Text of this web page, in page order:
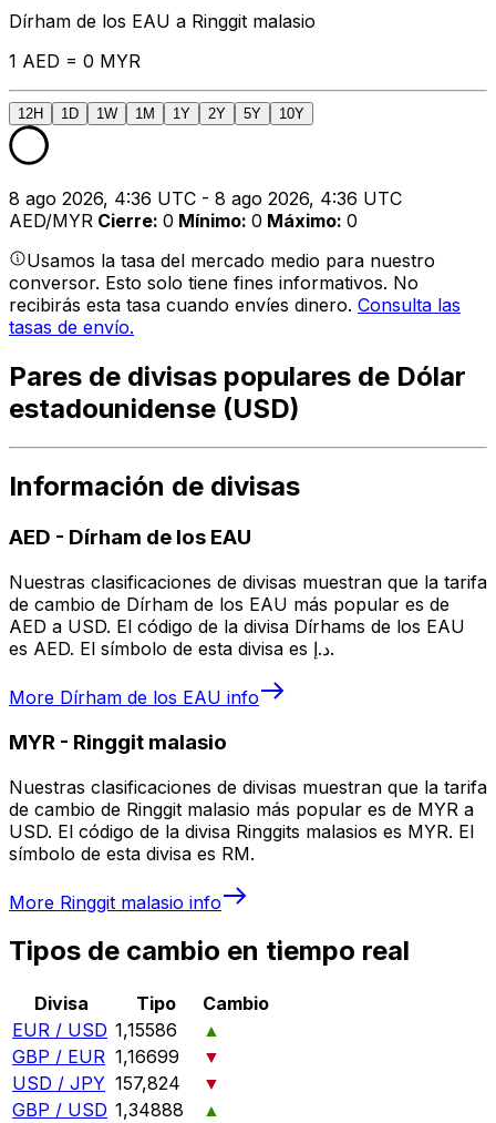
Dírham de los EAU a Ringgit malasio
1 AED = 0 MYR
12H 1D 1W 1M 1Y 2Y 5Y 10Y
8 ago 2026, 4:36 UTC - 8 ago 2026, 4:36 UTC
AED/MYR Cierre: 0 Mínimo: 0 Máximo: 0
Usamos la tasa del mercado medio para nuestro
conversor. Esto solo tiene fines informativos. No
recibirás esta tasa cuando envíes dinero. Consulta las
tasas de envío.
Pares de divisas populares de Dólar
estadounidense (USD)
Información de divisas
AED - Dírham de los EAU
Nuestras clasificaciones de divisas muestran que la tarifa
de cambio de Dírham de los EAU más popular es de
AED a USD. El código de la divisa Dírhams de los EAU
es AED. El símbolo de esta divisa es د.إ.
More Dírham de los EAU info
MYR - Ringgit malasio
Nuestras clasificaciones de divisas muestran que la tarifa
de cambio de Ringgit malasio más popular es de MYR a
USD. El código de la divisa Ringgits malasios es MYR. El
símbolo de esta divisa es RM.
More Ringgit malasio info
Tipos de cambio en tiempo real
Divisa Tipo
Cambio
EUR / USD 1,15586
▲
GBP / EUR 1,16699
▼
USD / JPY 157,824
▼
GBP / USD 1,34888
▲